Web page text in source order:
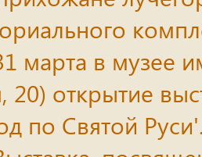
марта в музее
20) открытие
по Святой